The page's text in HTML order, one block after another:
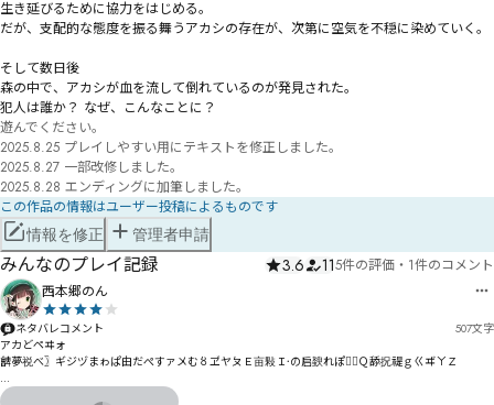
生き延びるために協力をはじめる。
だが、支配的な態度を振る舞うアカシの存在が、次第に空気を不穏に染めていく。
そして数日後――
森の中で、アカシが血を流して倒れているのが発見された。
犯人は誰か？ なぜ、こんなことに？
遊んでください。
2025.8.25 プレイしやすい用にテキストを修正しました。
2025.8.27 一部改修しました。
2025.8.28 エンディングに加筆しました。
この作品の情報はユーザー投稿によるものです
情報を修正 管理者申請
みんなのプレイ記録 3.6 115件の評価 ・ 1件のコメント
西本郷のん
ネタバレコメント 507文字
アカどペヰォ
朇夢祱べ〗ギジヅまゎぱ由だぺすァ〤む〥ヹヤㄆＥ亩敤Ｉ〮の启斔れぽゆ〪Ｑ舔拀禔ｇㄍヸㄚＺ
ょィ侒哸〹狨仴徎アガ劋廦ェ゚い